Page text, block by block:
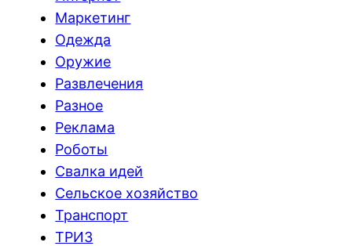
Маркетинг
Одежда
Оружие
Развлечения
Разное
Реклама
Роботы
Свалка идей
Сельское хозяйство
Транспорт
ТРИЗ